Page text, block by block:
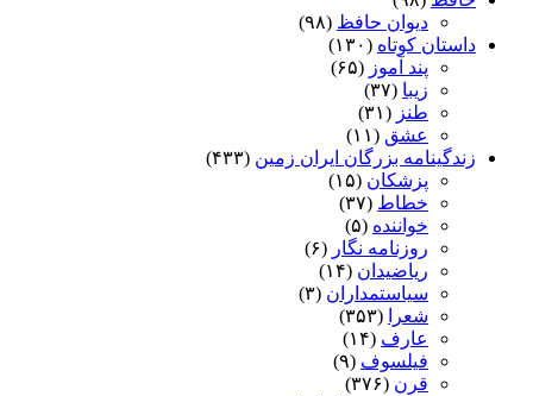
دیوان حافظ (۹۸)
داستان کوتاه (۱۳۰)
پند آموز (۶۵)
زیبا (۳۷)
طنز (۳۱)
عشق (۱۱)
زندگینامه بزرگان ایران زمین (۴۳۳)
پزشکان (۱۵)
خطاط (۳۷)
خواننده (۵)
روزنامه نگار (۶)
ریاضیدان (۱۴)
سیاستمداران (۳)
شعرا
(۳۵۳)
عارف (۱۴)
فیلسوف (۹)
قرن (۳۷۶)